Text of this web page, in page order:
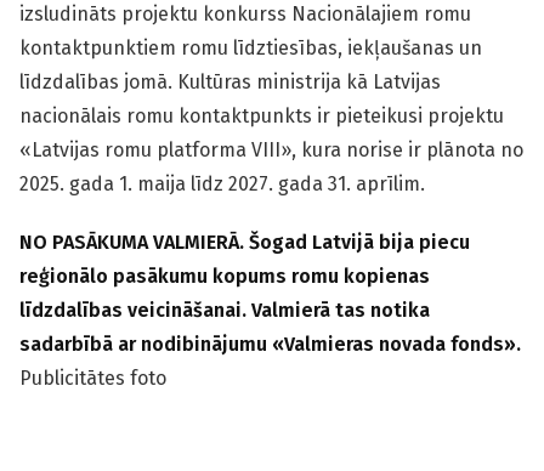
izsludināts projektu konkurss Nacionālajiem romu
kontaktpunktiem romu līdztiesības, iekļaušanas un
līdzdalības jomā. Kultūras ministrija kā Latvijas
nacionālais romu kontaktpunkts ir pieteikusi projektu
«Latvijas romu platforma VIII», kura norise ir plānota no
2025. gada 1. maija līdz 2027. gada 31. aprīlim.
NO PASĀKUMA VALMIERĀ. Šogad Latvijā bija piecu
reģionālo pasākumu kopums romu kopienas
līdzdalības veicināšanai. Valmierā tas notika
sadarbībā ar nodibinājumu «Valmieras novada fonds».
Publicitātes foto